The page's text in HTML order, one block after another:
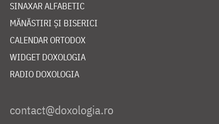
SINAXAR ALFABETIC
MĂNĂSTIRI ȘI BISERICI
CALENDAR ORTODOX
WIDGET DOXOLOGIA
RADIO DOXOLOGIA